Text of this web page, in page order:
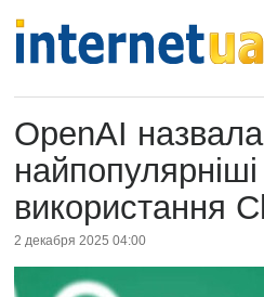
OpenAI назвала
використання
2 декабря 2025 04:00